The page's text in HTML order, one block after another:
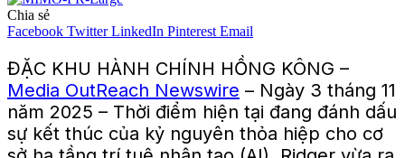
Chia sẻ
Facebook Twitter LinkedIn Pinterest Email
ĐẶC KHU HÀNH CHÍNH HỒNG KÔNG –
Media OutReach Newswire – Ngày 3 tháng 11
năm 2025 – Thời điểm hiện tại đang đánh dấu
sự kết thúc của kỷ nguyên thỏa hiệp cho cơ